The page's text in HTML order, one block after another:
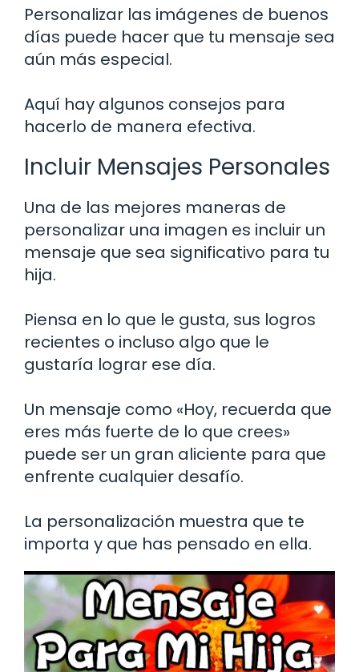
Personalizar las imágenes de buenos
días puede hacer que tu mensaje sea
aún más especial.
Aquí hay algunos consejos para
hacerlo de manera efectiva.
Incluir Mensajes Personales
Una de las mejores maneras de
personalizar una imagen es incluir un
mensaje que sea significativo para tu
hija.
Piensa en lo que le gusta, sus logros
recientes o incluso algo que le
gustaría lograr ese día.
Un mensaje como «Hoy, recuerda que
eres más fuerte de lo que crees»
puede ser un gran aliciente para que
enfrente cualquier desafío.
La personalización muestra que te
importa y que has pensado en ella.